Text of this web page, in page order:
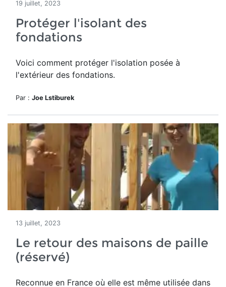
19 juillet, 2023
Protéger l'isolant des
fondations
Voici comment protéger l'isolation posée à
l'extérieur des fondations.
Par : Joe Lstiburek
13 juillet, 2023
Le retour des maisons de paille
(réservé)
Reconnue en France où elle est même utilisée dans